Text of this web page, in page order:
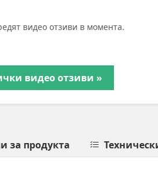
видео отзиви в момента.
видео отзиви »
за продукта